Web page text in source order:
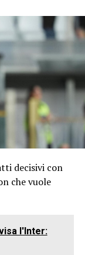
decisivi con
che vuole
l'Inter: